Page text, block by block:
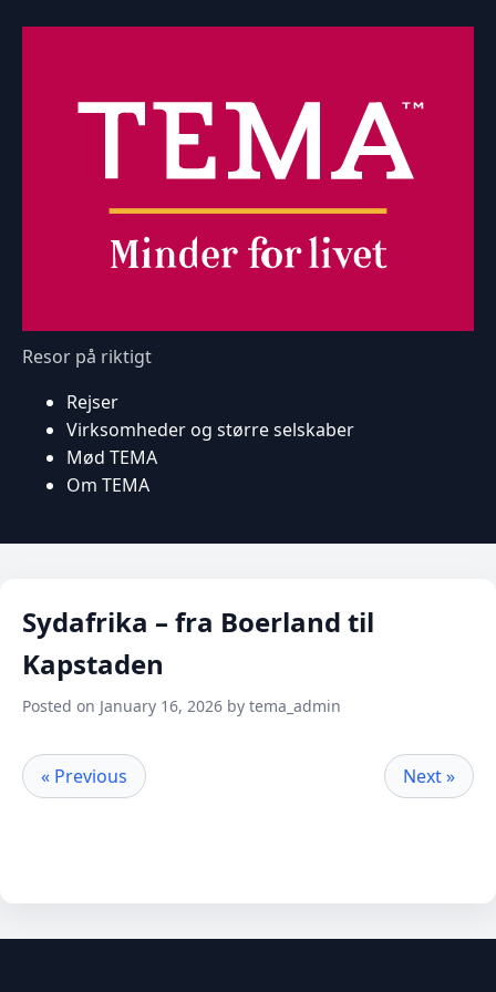
Resor på riktigt
Rejser
Virksomheder og større selskaber
Mød TEMA
Om TEMA
Sydafrika – fra Boerland til
Kapstaden
Posted on January 16, 2026 by tema_admin
« Previous Next »